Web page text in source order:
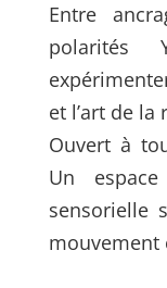
Entre
polarités
et l’art de
Ouvert à
Un
sensorielle
mouvement